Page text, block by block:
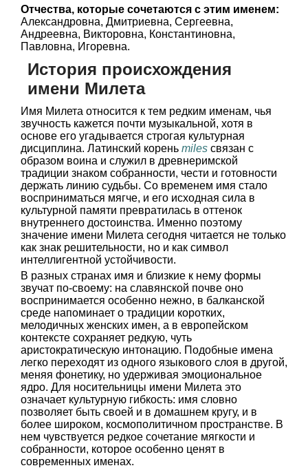
Отчества, которые сочетаются с этим именем:
Александровна, Дмитриевна, Сергеевна,
Андреевна, Викторовна, Константиновна,
Павловна, Игоревна.
История происхождения
имени Милета
Имя Милета относится к тем редким именам, чья
звучность кажется почти музыкальной, хотя в
основе его угадывается строгая культурная
дисциплина. Латинский корень miles связан с
образом воина и служил в древнеримской
традиции знаком собранности, чести и готовности
держать линию судьбы. Со временем имя стало
восприниматься мягче, и его исходная сила в
культурной памяти превратилась в оттенок
внутреннего достоинства. Именно поэтому
значение имени Милета сегодня читается не только
как знак решительности, но и как символ
интеллигентной устойчивости.
В разных странах имя и близкие к нему формы
звучат по-своему: на славянской почве оно
воспринимается особенно нежно, в балканской
среде напоминает о традиции коротких,
мелодичных женских имен, а в европейском
контексте сохраняет редкую, чуть
аристократическую интонацию. Подобные имена
легко переходят из одного языкового слоя в другой,
меняя фонетику, но удерживая эмоциональное
ядро. Для носительницы имени Милета это
означает культурную гибкость: имя словно
позволяет быть своей и в домашнем кругу, и в
более широком, космополитичном пространстве. В
нем чувствуется редкое сочетание мягкости и
собранности, которое особенно ценят в
современных именах.